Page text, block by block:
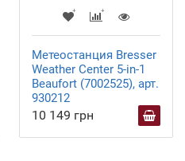
Метеостанция Bresser
Weather Center 5-in-1
Beaufort (7002525), арт.
930212
10 149 грн